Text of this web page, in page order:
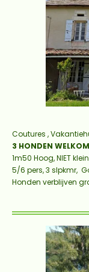
Coutures ,
3 HONDEN WELKOM
1m50 Hoog, NIET
5/6 pers, 3 slpkmr,
Honden verblijven